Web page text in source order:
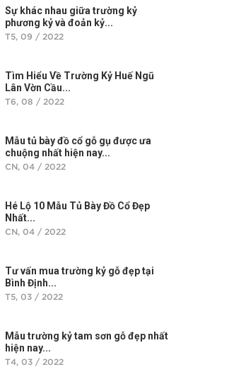
Sự khác nhau giữa trường kỷ
phương kỷ và đoản kỷ...
T5, 09 / 2022
Tìm Hiểu Về Trường Kỷ Huế Ngũ
Lân Vờn Cầu...
T6, 08 / 2022
Mẫu tủ bày đồ cổ gỗ gụ được ưa
chuộng nhất hiện nay...
CN, 04 / 2022
Hé Lộ 10 Mẫu Tủ Bày Đồ Cổ Đẹp
Nhất...
CN, 04 / 2022
Tư vấn mua trường kỷ gỗ đẹp tại
Bình Định...
T5, 03 / 2022
Mẫu trường kỷ tam sơn gỗ đẹp nhất
hiện nay...
T4, 03 / 2022